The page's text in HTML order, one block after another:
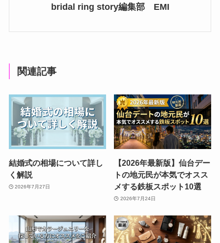
bridal ring story編集部 EMI
関連記事
結婚式の相場について詳し
く解説
2026年7月27日
【2026年最新版】仙台デー
トの地元民が本気でオスス
メする鉄板スポット10選
2026年7月24日